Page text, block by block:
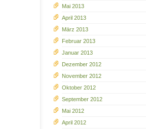
Mai 2013
April 2013
März 2013
Februar 2013
Januar 2013
Dezember 2012
November 2012
Oktober 2012
September 2012
Mai 2012
April 2012